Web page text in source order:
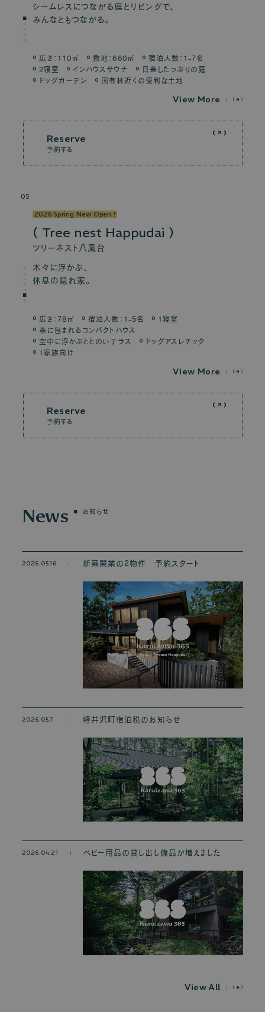
シームレスにつながる庭とリビングで、
みんなともつながる。
広さ：110㎡ 敷地：660㎡
宿泊人数：1-7名
2寝室
インハウスサウナ
日差したっぷりの庭
ドッグガーデン
国有林近くの便利な土地
View More
Reserve
予約する
05
2026 Spring New Open !
Tree nest Happudai
ツリーネスト八風台
木々に浮かぶ、
休息の隠れ家。
広さ：78㎡ 宿泊人数：1-5名
1寝室
森に包まれるコンパクトハウス
空中に浮かぶととのいテラス
ドッグアスレチック
1家族向け
View More
Reserve
予約する
News お知らせ
2026.05.16 新築開業の2物件 予約スタート
2026.05.7 軽井沢町宿泊税のお知らせ
2026.04.21 ベビー用品の貸し出し備品が増えました
View All